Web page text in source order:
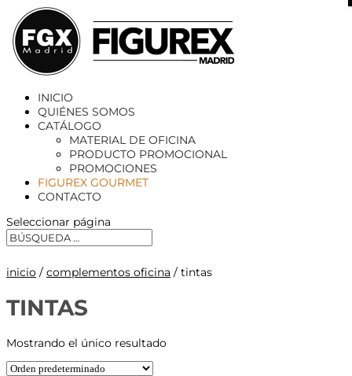
INICIO
QUIÉNES SOMOS
CATÁLOGO
MATERIAL DE OFICINA
PRODUCTO PROMOCIONAL
PROMOCIONES
FIGUREX GOURMET
CONTACTO
Seleccionar página
inicio / complementos oficina / tintas
TINTAS
Mostrando el único resultado